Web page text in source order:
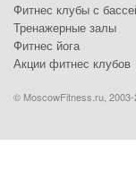
Фитнес клубы с
Тренажерные залы
Фитнес йога
Акции фитнес клубов
© MoscowFitness.ru,